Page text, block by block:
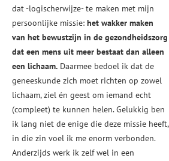
dat -logischerwijze- te maken met mijn
persoonlijke missie: het wakker maken
van het bewustzijn in de gezondheidszorg
dat een mens uit meer bestaat dan alleen
een lichaam. Daarmee bedoel ik dat de
geneeskunde zich moet richten op zowel
lichaam, ziel én geest om iemand echt
(compleet) te kunnen helen. Gelukkig ben
ik lang niet de enige die deze missie heeft,
in die zin voel ik me enorm verbonden.
Anderzijds werk ik zelf wel in een